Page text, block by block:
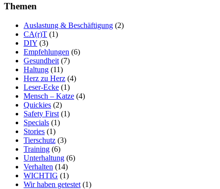
Themen
Auslastung & Beschäftigung (2)
CA(r)T (1)
DIY (3)
Empfehlungen (6)
Gesundheit (7)
Haltung (11)
Herz zu Herz (4)
Leser-Ecke (1)
Mensch – Katze (4)
Quickies (2)
Safety First (1)
Specials (1)
Stories (1)
Tierschutz (3)
Training (6)
Unterhaltung (6)
Verhalten (14)
WICHTIG (1)
Wir haben getestet (1)